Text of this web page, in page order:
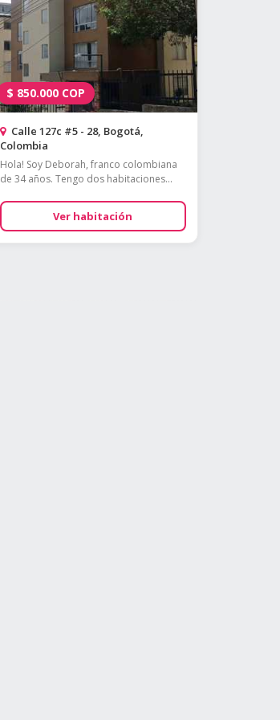
$ 850.000 COP
Calle 127c #5 - 28, Bogotá,
Colombia
Hola! Soy Deborah, franco colombiana
de 34 años. Tengo dos habitaciones...
Ver habitación